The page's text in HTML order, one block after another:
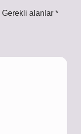
Gerekli alanlar *